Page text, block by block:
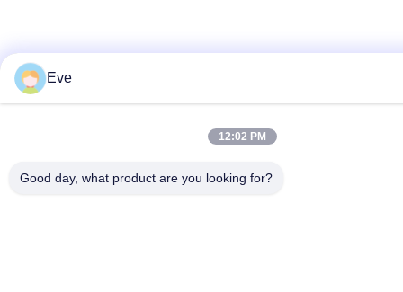
Eve
12:02 PM
Good day, what product are you looking for?